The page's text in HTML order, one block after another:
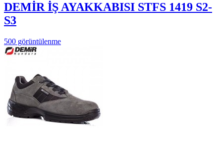
DEMİR İŞ AYAKKABISI STFS 1419 S2-
S3
500 görüntülenme